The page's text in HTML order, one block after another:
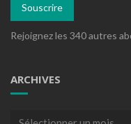
Souscrire
Rejoignez les 340 autres
ARCHIVES
Archives